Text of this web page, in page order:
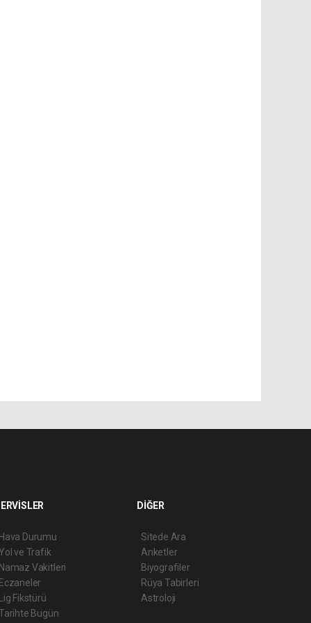
Durumu
ve Trafik
Vakitleri
Fikstürü
Bugün
DİĞER
Sitede Ara
Anketler
Biyografiler
Rüya Tabirleri
Astroloji